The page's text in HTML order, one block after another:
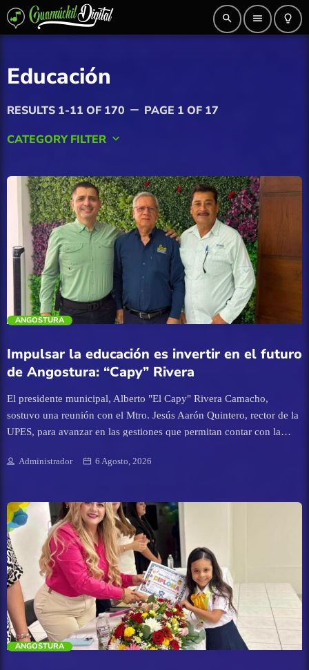
search menu lightbulb_outline
Educación
RESULTS 1-11 OF 170 remove PAGE 1 OF 17
CATEGORY FILTER keyboard_arrow_down
Ahome
Angostura
Badiraguato
Carnavales
Clima
Congreso del Estado de Sinaloa
Cultura
Economía
Educación
Entretenimiento
Eventos
trending_flat
ANGOSTURA
Impulsar la educación es invertir en el futuro
de Angostura: “Capy” Rivera
El presidente municipal, Alberto "El Capy" Rivera Camacho,
sostuvo una reunión con el Mtro. Jesús Aarón Quintero, rector de la
UPES, para avanzar en las gestiones que permitan contar con la
Este proyecto busca que las y los jóvenes de Angostura tengan la
importante a la economía de las familias al reducir gastos de
traslado y estancia, además de contribuir a su seguridad.
"Seguiremos gestionando obras y oportunidades que generen
bienestar para nuestra gente, porque creemos firmemente que la
educación es la base para construir un mejor futuro para
Angostura", destacó el alcalde angosturense.
Administrador 6 Agosto, 2026
trending_flat
ANGOSTURA